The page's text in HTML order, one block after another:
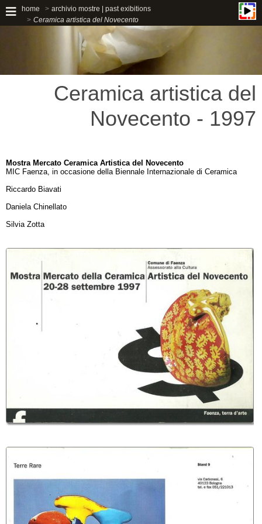
home
archivio mostre | past exibitions
Ceramica artistica del Novecento
Ceramica artistica del
Novecento - 1997
Mostra Mercato Ceramica Artistica del Novecento
MIC Faenza, in occasione della Biennale Internazionale di Ceramica
Riccardo Biavati
Daniela Chinellato
Silvia Zotta